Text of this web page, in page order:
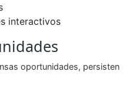
interactivos
oportunidades, persisten